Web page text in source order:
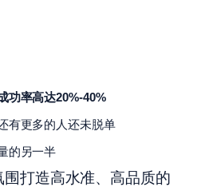
功率高达20%-40%
有更多的人还未脱单
的另一半
打造高水准、高品质的